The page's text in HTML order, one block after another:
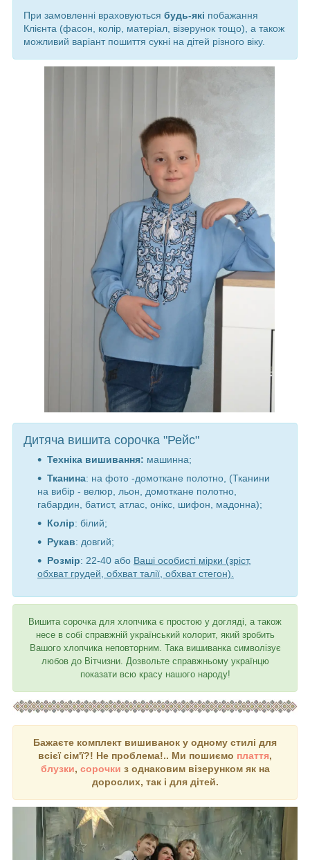
При замовленні враховуються будь-які побажання
Клієнта (фасон, колір, матеріал, візерунок тощо), а також
можливий варіант пошиття сукні на дітей різного віку.
Дитяча вишита сорочка "Рейс"
Техніка вишивання: машинна;
Тканина: на фото -домоткане полотно, (Тканини
на вибір - велюр, льон, домоткане полотно,
габардин, батист, атлас, онікс, шифон, мадонна);
Колір: білий;
Рукав: довгий;
Розмір: 22-40 або Ваші особисті мірки (зріст,
обхват грудей, обхват талії, обхват стегон).
Вишита сорочка для хлопчика є простою у догляді, а також
несе в собі справжній український колорит, який зробить
Вашого хлопчика неповторним. Така вишиванка символізує
любов до Вітчизни. Дозвольте справжньому українцю
показати всю красу нашого народу!
Бажаєте комплект вишиванок у одному стилі для
всієї сім'ї?! Не проблема!.. Ми пошиємо плаття,
блузки, сорочки з однаковим візерунком як на
дорослих, так і для дітей.